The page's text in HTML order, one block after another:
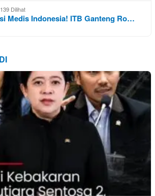
139 Dilihat
Medis Indonesia! ITB Ganteng Ro…